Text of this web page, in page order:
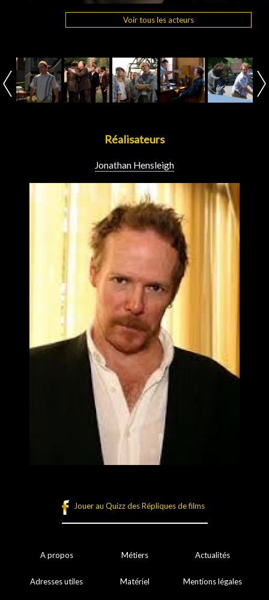
Voir tous les acteurs
Réalisateurs
Jonathan Hensleigh
Jouer au Quizz des Répliques de films
A propos Métiers Actualités
Adresses utiles Matériel Mentions légales